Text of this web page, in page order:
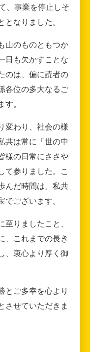
、事業を停止しそ
なりました。
山のものともつか
日も欠かすことな
のは、偏に読者の
各位の多大なるご
。
変わり、社会の様
共は常に「世の中
様の日常にささや
て参りました。こ
んだ時間は、私共
ございます。
りましたこと、
、これまでの長き
、衷心より厚く御
とご多幸を心より
させていただきま